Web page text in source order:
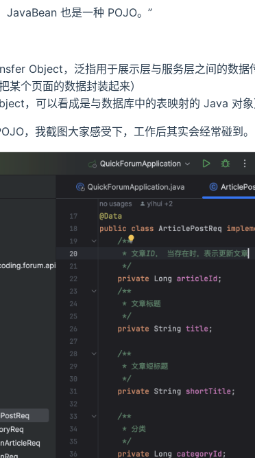
JavaBean 也是一种 POJO。”
Object，泛指用于展示层与服务层之间的数据
个页面的数据封装起来）
，可以看成是与数据库中的表映射的 Java 对象
，我截图大家感受下，工作后其实会经常碰到。